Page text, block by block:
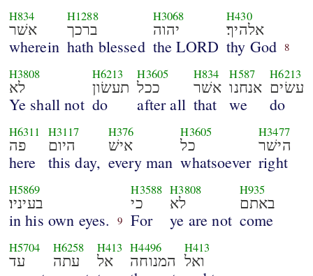
H834
אשׁר
wherein
H1288
ברכך
hath blessed
H3068
יהוה
the LORD
H430
אלהיך׃
thy God 8
H3808
לא
Ye shall not
H6213
תעשׂון
do
H3605
ככל
after all
H834
אשׁר
that
H587
אנחנו
we
H6213
עשׂים
do
H6311
פה
here
H3117
היום
this day,
H376
אישׁ
every man
H3605
כל
whatsoever
H3477
הישׁר
right
H5869
בעיניו׃
in his own eyes. 9
H3588
כי
For
H3808
לא
ye are not
H935
באתם
come
H5704
עד
H6258
עתה
H413
אל
H4496
המנוחה
H413
ואל